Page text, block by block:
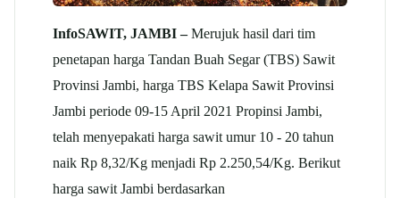
InfoSAWIT, JAMBI –Merujuk hasil dari tim
penetapan harga Tandan Buah Segar (TBS) Sawit
Provinsi Jambi, harga TBS Kelapa Sawit Provinsi
Jambi periode 09-15 April 2021 Propinsi Jambi,
telah menyepakati harga sawit umur 10 - 20 tahun
naik Rp 8,32/Kg menjadi Rp 2.250,54/Kg. Berikut
harga sawit Jambi berdasarkan